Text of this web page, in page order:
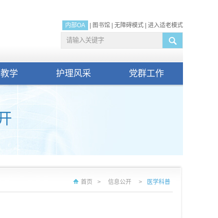
内部OA 图书馆 无障碍模式 进入适老模式
学 护理风采 党群工作
首页 > 信息公开 > 医学科普